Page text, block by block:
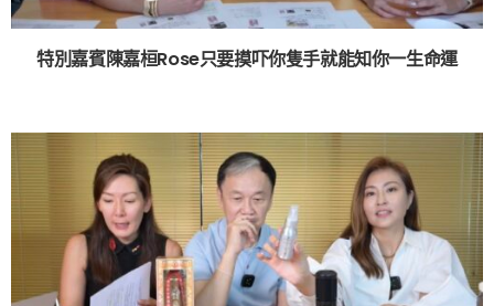
特別嘉賓陳嘉桓Rose只要摸吓你隻手就能知你一生命運